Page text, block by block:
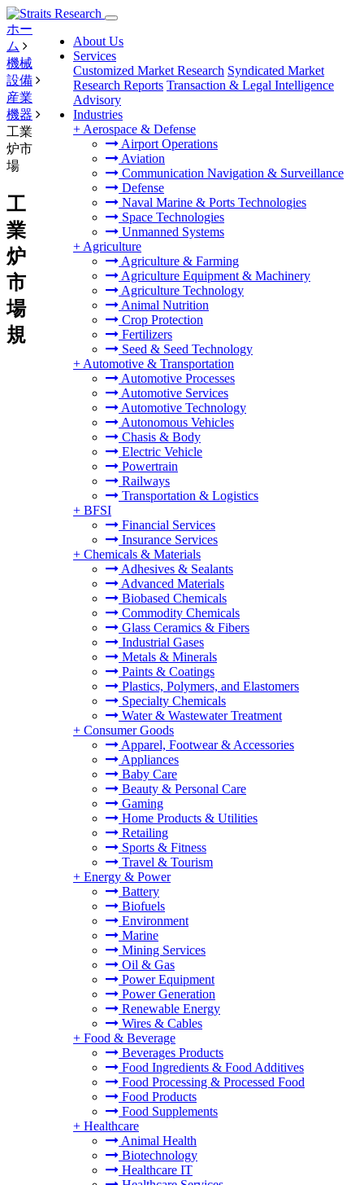
About Us
Services
Customized Market Research Syndicated Market
Research Reports Transaction & Legal Intelligence
Advisory
Industries
+ Aerospace & Defense
Airport Operations
Aviation
Communication Navigation & Surveillance
Defense
Naval Marine & Ports Technologies
Space Technologies
Unmanned Systems
+ Agriculture
Agriculture & Farming
Agriculture Equipment & Machinery
Agriculture Technology
Animal Nutrition
Crop Protection
Fertilizers
Seed & Seed Technology
+ Automotive & Transportation
Automotive Processes
Automotive Services
Automotive Technology
Autonomous Vehicles
Chasis & Body
Electric Vehicle
Powertrain
Railways
Transportation & Logistics
+ BFSI
Financial Services
Insurance Services
+ Chemicals & Materials
Adhesives & Sealants
Advanced Materials
Biobased Chemicals
Commodity Chemicals
Glass Ceramics & Fibers
Industrial Gases
Metals & Minerals
Paints & Coatings
Plastics, Polymers, and Elastomers
Specialty Chemicals
Water & Wastewater Treatment
+ Consumer Goods
Apparel, Footwear & Accessories
Appliances
Baby Care
Beauty & Personal Care
Gaming
Home Products & Utilities
Retailing
Sports & Fitness
Travel & Tourism
+ Energy & Power
Battery
Biofuels
Environment
Marine
Mining Services
Oil & Gas
Power Equipment
Power Generation
Renewable Energy
Wires & Cables
+ Food & Beverage
Beverages Products
Food Ingredients & Food Additives
Food Processing & Processed Food
Food Products
Food Supplements
+ Healthcare
Animal Health
Biotechnology
Healthcare IT
ホー
ム
機械
設備
産業
機器
工業
炉市
場
工
業
炉
市
場
規